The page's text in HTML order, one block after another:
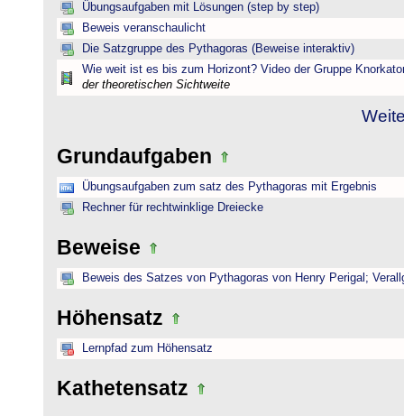
Übungsaufgaben mit Lösungen (step by step)
Beweis veranschaulicht
Die Satzgruppe des Pythagoras (Beweise interaktiv)
Wie weit ist es bis zum Horizont? Video der Gruppe
der theoretischen Sichtweite
Grundaufgaben
Übungsaufgaben zum satz des Pythagoras mit Ergebnis
Rechner für rechtwinklige Dreiecke
Beweise
Beweis des Satzes von Pythagoras von Henry Perigal;
Höhensatz
Lernpfad zum Höhensatz
Kathetensatz